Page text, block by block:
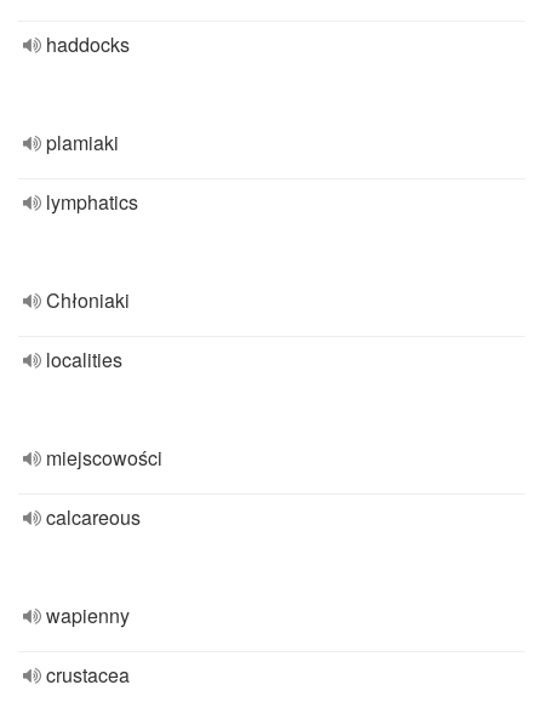
haddocks
plamiaki
lymphatics
Chłoniaki
localities
miejscowości
calcareous
wapienny
crustacea